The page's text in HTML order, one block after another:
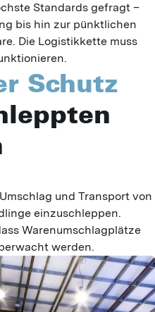
Standards gefragt –
bis hin zur pünktlichen
Die Logistikkette muss
Schutz
und Transport von
einzuschleppen.
Warenumschlagplätze
werden.